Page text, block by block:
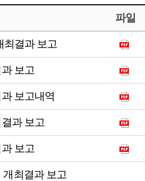
파일
최결과 보고
보고
보고내역
과 보고
보고
개최결과 보고